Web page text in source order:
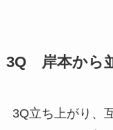
3Q 岸本から
3Q立ち上がり、